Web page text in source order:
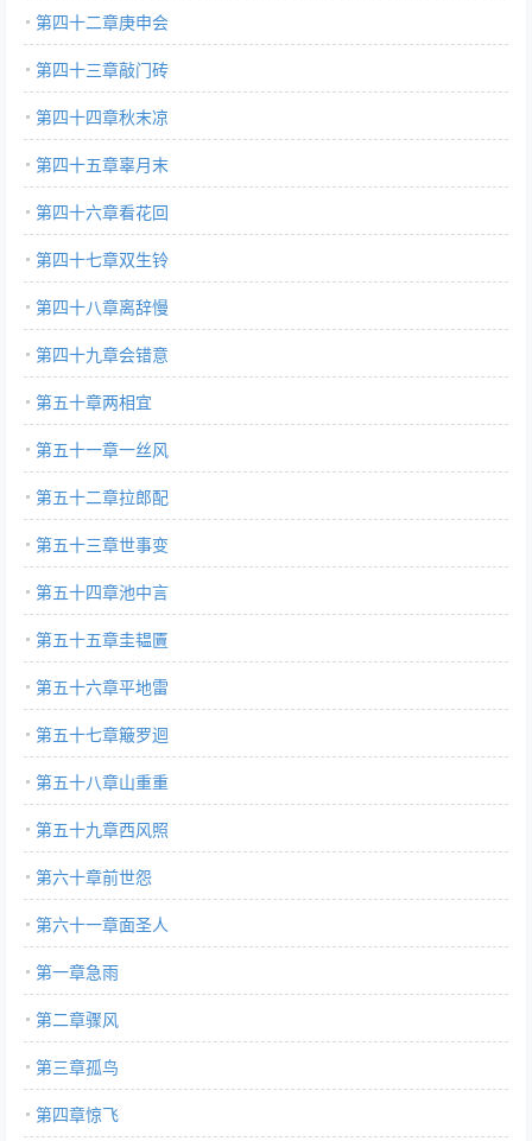
第四十二章庚申会
第四十三章敲门砖
第四十四章秋末凉
第四十五章辜月末
第四十六章看花回
第四十七章双生铃
第四十八章离辞慢
第四十九章会错意
第五十章两相宜
第五十一章一丝风
第五十二章拉郎配
第五十三章世事变
第五十四章池中言
第五十五章圭韫匵
第五十六章平地雷
第五十七章簸罗迴
第五十八章山重重
第五十九章西风照
第六十章前世怨
第六十一章面圣人
第一章急雨
第二章骤风
第三章孤鸟
第四章惊飞